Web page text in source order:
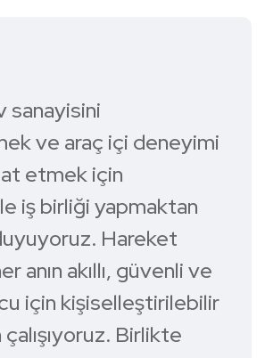
sanayisini
ve araç içi deneyimi
etmek için
iş birliği yapmaktan
Hareket
anın akıllı, güvenli ve
için kişiselleştirilebilir
çalışıyoruz. Birlikte